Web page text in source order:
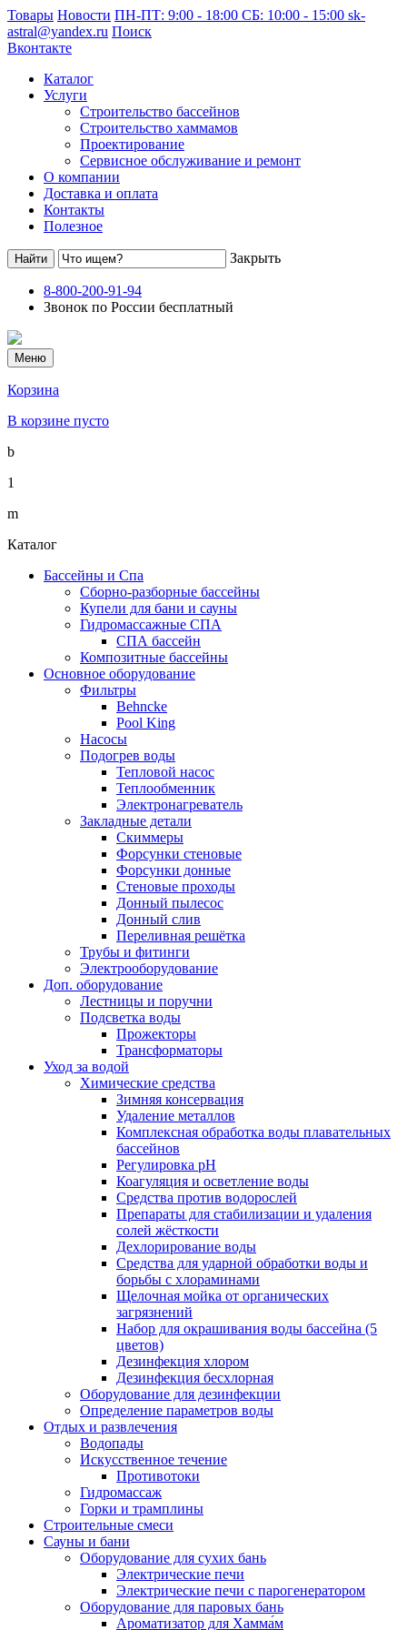
Товары Новости ПН-ПТ: 9:00 - 18:00 СБ: 10:00 - 15:00 sk-
astral@yandex.ru Поиск
Вконтакте
Каталог
Услуги
Строительство бассейнов
Строительство хаммамов
Проектирование
Сервисное обслуживание и ремонт
О компании
Доставка и оплата
Контакты
Полезное
Закрыть
8-800-200-91-94
Звонок по России бесплатный
Меню
Корзина
В корзине пусто
b
1
m
Каталог
Бассейны и Спа
Сборно-разборные бассейны
Купели для бани и сауны
Гидромассажные СПА
СПА бассейн
Композитные бассейны
Основное оборудование
Фильтры
Behncke
Pool King
Насосы
Подогрев воды
Тепловой насос
Теплообменник
Электронагреватель
Закладные детали
Скиммеры
Форсунки стеновые
Форсунки донные
Стеновые проходы
Донный пылесос
Донный слив
Переливная решётка
Трубы и фитинги
Электрооборудование
Доп. оборудование
Лестницы и поручни
Подсветка воды
Прожекторы
Трансформаторы
Уход за водой
Химические средства
Зимняя консервация
Удаление металлов
Комплексная обработка воды плавательных
бассейнов
Регулировка рH
Коагуляция и осветление воды
Средства против водорослей
Препараты для стабилизации и удаления
солей жёсткости
Дехлорирование воды
Средства для ударной обработки воды и
борьбы с хлораминами
Щелочная мойка от органических
загрязнений
Набор для окрашивания воды бассейна (5
цветов)
Дезинфекция хлором
Дезинфекция бесхлорная
Оборудование для дезинфекции
Определение параметров воды
Отдых и развлечения
Водопады
Искусственное течение
Противотоки
Гидромассаж
Горки и трамплины
Строительные смеси
Сауны и бани
Оборудование для сухих бань
Электрические печи
Электрические печи с парогенератором
Оборудование для паровых бань
Ароматизатор для Хамма́м